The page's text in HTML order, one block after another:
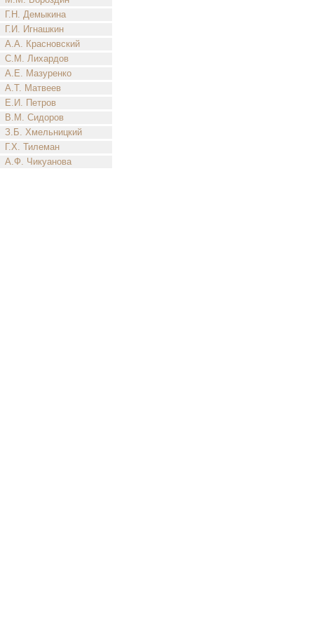
Г.Н. Демыкина
Г.И. Игнашкин
А.А. Красновский
С.М. Лихардов
А.Е. Мазуренко
А.Т. Матвеев
Е.И. Петров
В.М. Сидоров
З.Б. Хмельницкий
Г.Х. Тилеман
А.Ф. Чикуанова